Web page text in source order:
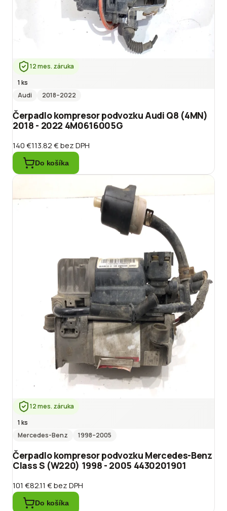
12 mes. záruka
1 ks
Audi
2018–2022
Čerpadlo kompresor podvozku Audi Q8 (4MN)
2018 - 2022 4M0616005G
140 €113.82 €bez DPH
Do košíka
12 mes. záruka
1 ks
Mercedes-Benz
1998–2005
Čerpadlo kompresor podvozku Mercedes-Benz
Class S (W220) 1998 - 2005 4430201901
101 €82.11 €bez DPH
Do košíka